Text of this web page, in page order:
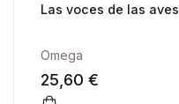
Las voces de las aves
Omega
25,60 €